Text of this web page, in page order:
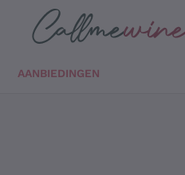
Ga direct naar de hoofdinhoud
AANBIEDINGEN